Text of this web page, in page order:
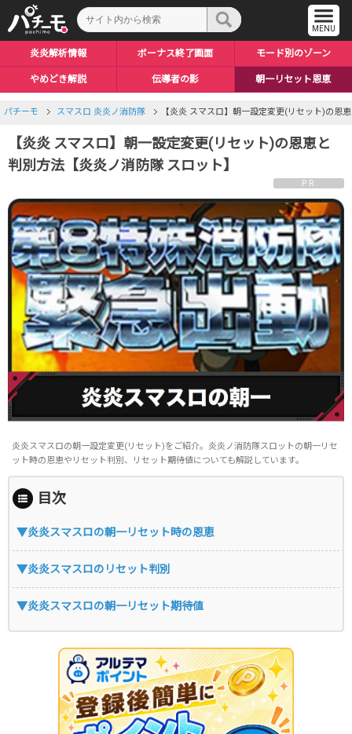
炎炎解析情報 ボーナス終了画面 モード別のゾーン
やめどき解説 伝導者の影 朝一リセット恩恵
パチーモ スマスロ 炎炎ノ消防隊 【炎炎 スマスロ】朝一設定変更(リセット)の恩
【炎炎 スマスロ】朝一設定変更(リセット)の恩恵と
判別方法【炎炎ノ消防隊 スロット】
PR
炎炎スマスロの朝一設定変更(リセット)をご紹介。炎炎ノ消防隊スロットの朝一リセ
ット時の恩恵やリセット判別、リセット期待値についても解説しています。
目次
▼炎炎スマスロの朝一リセット時の恩恵
▼炎炎スマスロのリセット判別
▼炎炎スマスロの朝一リセット期待値